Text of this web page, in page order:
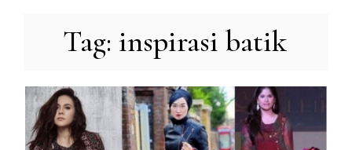
Tag: inspirasi batik